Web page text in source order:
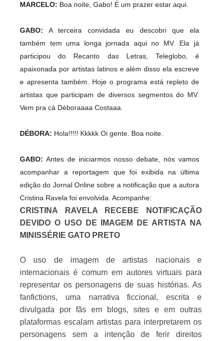
MARCELO: Boa noite, Gabo! É um prazer estar aqui.
GABO: A terceira convidada eu descobri que ela
também tem uma longa jornada aqui no MV. Ela já
participou do Recanto das Letras, Teleglobo, é
apaixonada por artistas latinos e além disso ela escreve
e apresenta também. Hoje o programa está repleto de
artistas que participam de diversos segmentos do MV.
Vem pra cá Déboraaaa Costaaa.
DÉBORA: Hola!!!!! Kkkkk Oi gente. Boa noite.
GABO: Antes de iniciarmos nosso debate, nós vamos
acompanhar a reportagem que foi exibida na última
edição do Jornal Online sobre a notificação que a autora
Cristina Ravela foi envolvida. Acompanhe:
CRISTINA RAVELA RECEBE NOTIFICAÇÃO
DEVIDO O USO DE IMAGEM DE ARTISTA NA
MINISSÉRIE GATO PRETO
O uso de imagem de artistas nacionais e
internacionais é comum em autores virtuais para
representar os personagens de suas histórias. As
fanfictions, uma narrativa ficcional, escrita e
divulgada por fãs em blogs, sites e em outras
plataformas escalam artistas para interpretarem os
personagens sem a intenção de ferir direitos